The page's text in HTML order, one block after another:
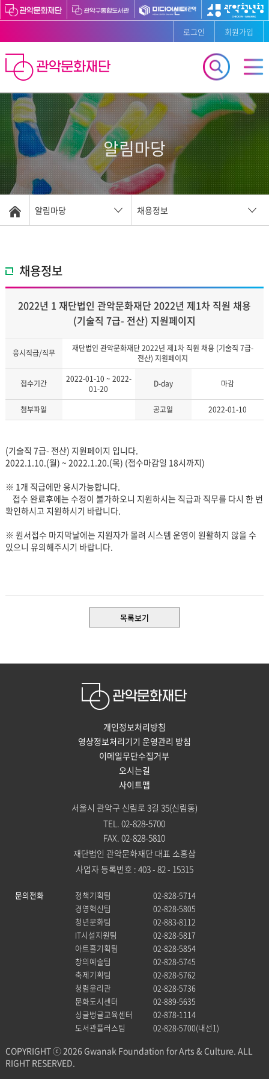
로그인 회원가입
알림마당
알림마당 채용정보
채용정보
2022년 1 재단법인 관악문화재단 2022년 제1차 직원 채용
(기술직 7급- 전산) 지원페이지
응시직급/직무
재단법인 관악문화재단 2022년 제1차 직원 채용 (기술직 7급-
전산) 지원페이지
접수기간
2022-01-10 ~ 2022-
01-20
D-day 마감
첨부파일 공고일 2022-01-10
(기술직 7급- 전산) 지원페이지 입니다.
2022.1.10.(월) ~ 2022.1.20.(목) (접수마감일 18시까지)
※ 1개 직급에만 응시가능합니다.
접수 완료후에는 수정이 불가하오니 지원하시는 직급과 직무를 다시 한 번
확인하시고 지원하시기 바랍니다.
※ 원서접수 마지막날에는 지원자가 몰려 시스템 운영이 원활하지 않을 수
있으니 유의해주시기 바랍니다.
목록보기
개인정보처리방침
영상정보처리기기 운영관리 방침
이메일무단수집거부
오시는길
사이트맵
서울시 관악구 신림로 3길 35(신림동)
TEL. 02-828-5700
FAX. 02-828-5810
재단법인 관악문화재단 대표 소홍삼
사업자 등록번호 : 403 - 82 - 15315
문의전화 정책기획팀
02-828-5714
경영혁신팀
02-828-5805
청년문화팀
02-883-8112
IT시설지원팀
02-828-5817
아트홀기획팀
02-828-5854
창의예술팀
02-828-5745
축제기획팀
02-828-5762
청렴윤리관
02-828-5736
문화도시센터
02-889-5635
싱글벙글교육센터
02-878-1114
도서관플러스팀
02-828-5700(내선1)
COPYRIGHT ⓒ 2026 Gwanak Foundation for Arts & Culture. ALL
RIGHT RESERVED.